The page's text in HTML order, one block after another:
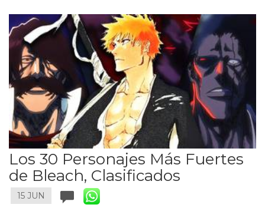
Los 30 Personajes Más Fuertes
de Bleach, Clasificados
15 JUN